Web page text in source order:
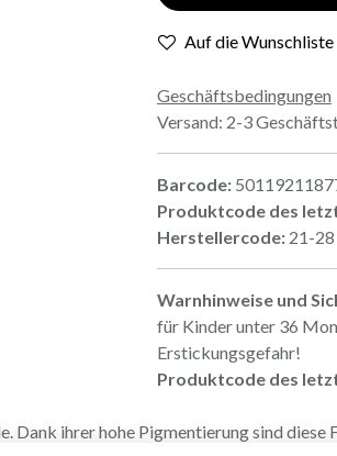
Auf die Wunschliste
Geschäftsbedingungen
Versand: 2-3
Barcode:
Produktcode des
Herstellercode: 21-28
Warnhinweise und
für Kinder unter 36
Erstickungsgefahr!
Produktcode des
Dank ihrer hohe Pigmentierung sind